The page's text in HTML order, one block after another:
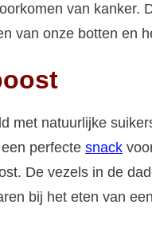
van kanker.
van onze botten en
met natuurlijke
perfecte snack
De vezels in de
bij het eten van